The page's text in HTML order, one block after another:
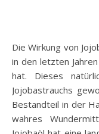
Die Wirkung von Jojobaöl ist ein faszinierendes Thema, das
in den letzten
hat. Dieses
Jojobastrauchs
Bestandteil in der
wahres